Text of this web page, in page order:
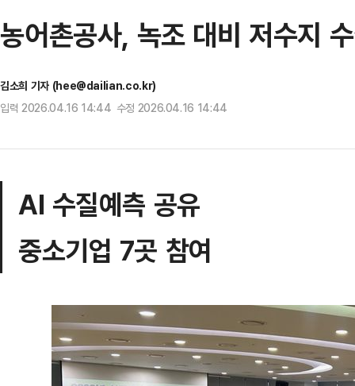
농어촌공사, 녹조 대비 저수지
김소희 기자 (hee@dailian.co.kr)
입력 2026.04.16 14:44 수정 2026.04.16 14:44
AI 수질예측 공유
중소기업 7곳 참여